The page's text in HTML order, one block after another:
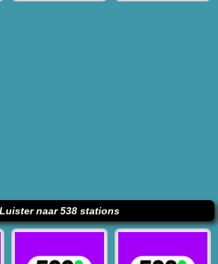
Luister naar 538 stations